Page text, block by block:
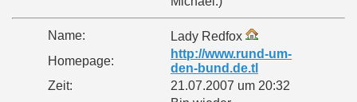
Name:
Lady Redfox
Homepage:
http://www.rund-um-
den-bund.de.tl
Zeit:
21.07.2007 um 20:32